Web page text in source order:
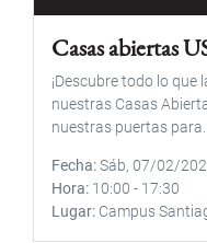
Casas abiertas
¡Descubre todo lo que
nuestras Casas
nuestras puertas
Fecha Sáb, 07/02/
Hora 10:00 - 17:30
Lugar Campus